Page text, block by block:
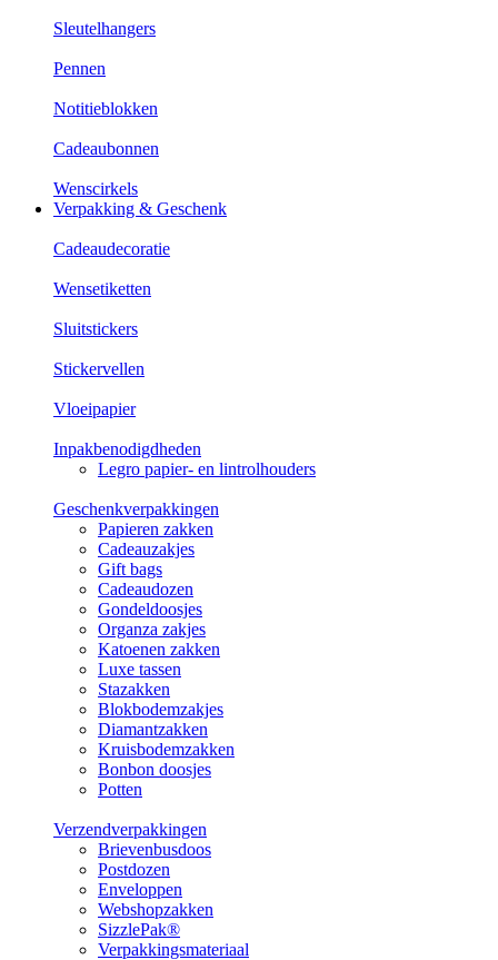
Sleutelhangers
Pennen
Notitieblokken
Cadeaubonnen
Wenscirkels
Verpakking & Geschenk
Cadeaudecoratie
Wensetiketten
Sluitstickers
Stickervellen
Vloeipapier
Inpakbenodigdheden
Legro papier- en lintrolhouders
Geschenkverpakkingen
Papieren zakken
Cadeauzakjes
Gift bags
Cadeaudozen
Gondeldoosjes
Organza zakjes
Katoenen zakken
Luxe tassen
Stazakken
Blokbodemzakjes
Diamantzakken
Kruisbodemzakken
Bonbon doosjes
Potten
Verzendverpakkingen
Brievenbusdoos
Postdozen
Enveloppen
Webshopzakken
SizzlePak®
Verpakkingsmateriaal